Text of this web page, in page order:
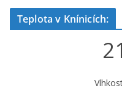
Teplota v Knínicích: